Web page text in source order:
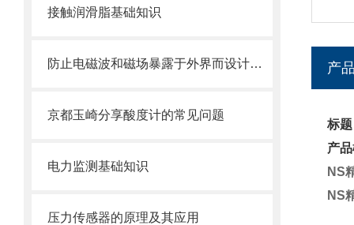
接触润滑脂基础知识
防止电磁波和磁场暴露于外界而设计的房间——屏蔽室
京都玉崎分享酸度计的常见问题
电力监测基础知识
压力传感器的原理及其应用
产
标
产
NS
NS